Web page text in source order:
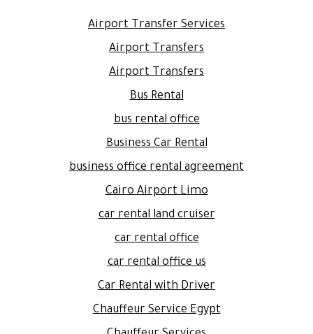
Airport Transfer Services
Airport Transfers
Airport Transfers
Bus Rental
bus rental office
Business Car Rental
business office rental agreement
Cairo Airport Limo
car rental land cruiser
car rental office
car rental office us
Car Rental with Driver
Chauffeur Service Egypt